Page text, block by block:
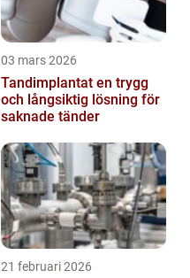
03 mars 2026
Tandimplantat en trygg
och långsiktig lösning för
saknade tänder
21 februari 2026